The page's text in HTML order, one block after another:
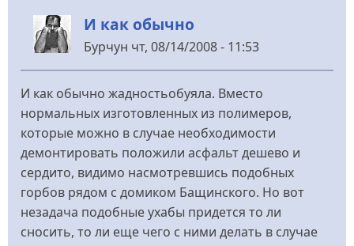
И как обычно
Бурчун чт, 08/14/2008 - 11:53
И как обычно жадностьобуяла. Вместо
нормальных изготовленных из полимеров,
которые можно в случае необходимости
демонтировать положили асфальт дешево и
сердито, видимо насмотревшись подобных
горбов рядом с домиком Бащинского. Но вот
незадача подобные ухабы придется то ли
сносить, то ли еще чего с ними делать в случае